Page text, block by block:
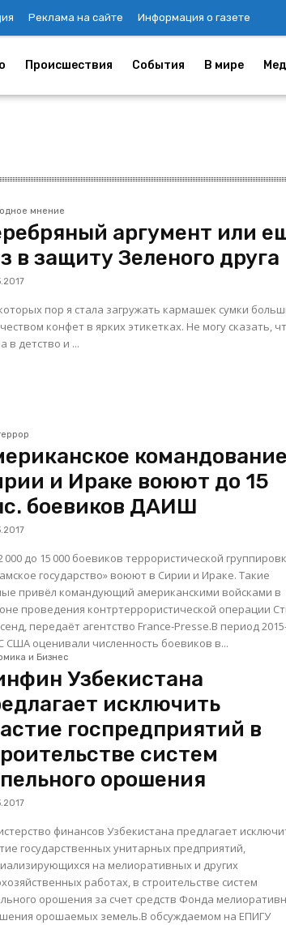
Реклама на сайте Информация о газете
Происшествия События В мире
мнение
аргумент или
в защиту Зеленого друга
загружать кармашек сумки большим
этикетках. Не могу сказать, что
впала в детство и ...
и Ираке воюют до 15
боевиков ДАИШ
000 до 15 000 боевиков террористической
государство» воюют в Сирии и Ираке. Такие
привёл командующий американскими войсками в
проведения контртеррористической операции
передаёт агентство France-Presse.В период
США оценивали численность боевиков в...
и Бизнес
Узбекистана
исключить
госпредприятий в
систем
орошения
финансов Узбекистана предлагает исключить
предприятий,
на мелиоративных и других
работах, в строительстве систем
за счет средств Фонда мелиоративного
орошаемых земель.В обсуждаемом на ЕПИГУ